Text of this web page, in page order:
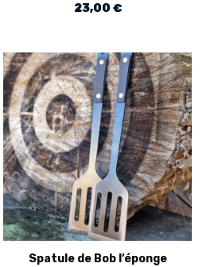
23,00 €
Spatule de Bob l’éponge